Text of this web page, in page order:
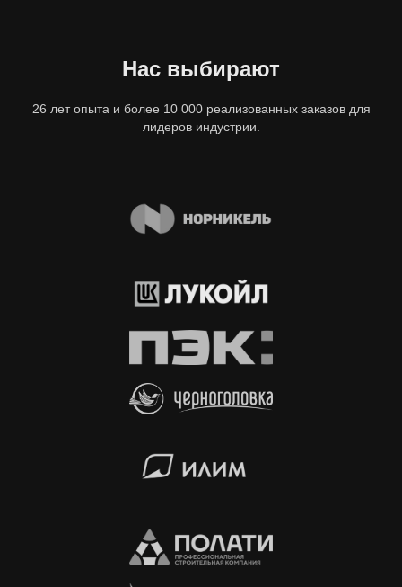
Нас выбирают
26 лет опыта и более 10 000 реализованных заказов для
лидеров индустрии.